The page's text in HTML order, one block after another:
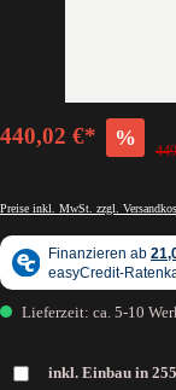
440,02 €* %
Preise inkl. MwSt. zzgl.
Lieferzeit: ca. 5-10
inkl. Einbau in